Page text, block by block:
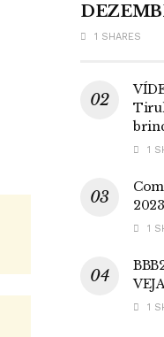
1 SHARES
1
2023
1
1